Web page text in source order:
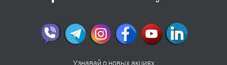
Узнавай о новых акциях